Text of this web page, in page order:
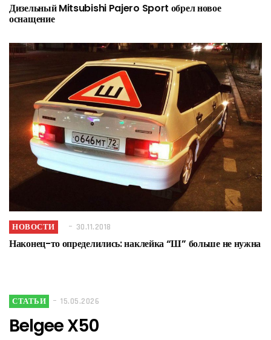
Дизельный Mitsubishi Pajero Sport обрел новое
оснащение
НОВОСТИ 30.11.2018
Наконец-то определились: наклейка “Ш” больше не нужна
СТАТЬИ 15.05.2026
Belgee X50